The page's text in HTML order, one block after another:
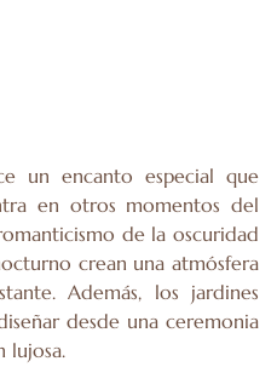
un encanto especial que
en otros momentos del
de la oscuridad
crean una atmósfera
Además, los jardines
desde una ceremonia
lujosa.